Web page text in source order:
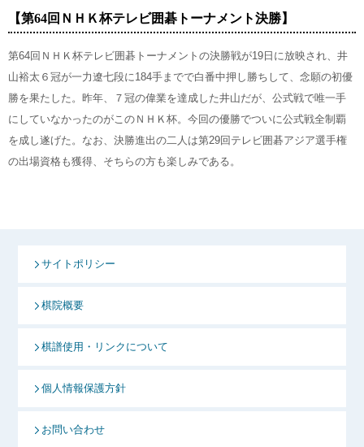
【第64回ＮＨＫ杯テレビ囲碁トーナメント決勝】
第64回ＮＨＫ杯テレビ囲碁トーナメントの決勝戦が19日に放映され、井
山裕太６冠が一力遼七段に184手までで白番中押し勝ちして、念願の初優
勝を果たした。昨年、７冠の偉業を達成した井山だが、公式戦で唯一手
にしていなかったのがこのＮＨＫ杯。今回の優勝でついに公式戦全制覇
を成し遂げた。なお、決勝進出の二人は第29回テレビ囲碁アジア選手権
の出場資格も獲得、そちらの方も楽しみである。
サイトポリシー
棋院概要
棋譜使用・リンクについて
個人情報保護方針
お問い合わせ